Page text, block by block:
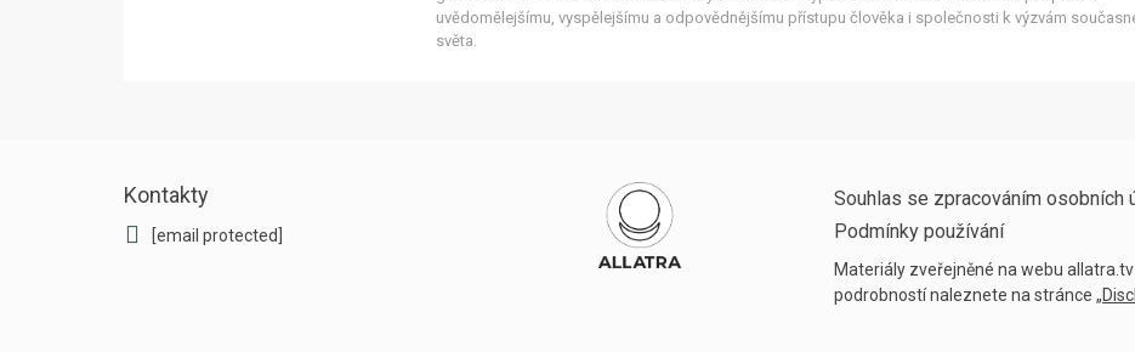
uvědomělejšímu, vyspělejšímu a odpovědnějšímu přístupu člověka i společnosti k výzvám
světa.
Kontakty
[email protected]
Souhlas se zpracováním osobních
Podmínky používání
Materiály zveřejněné na webu
podrobností naleznete na stránce